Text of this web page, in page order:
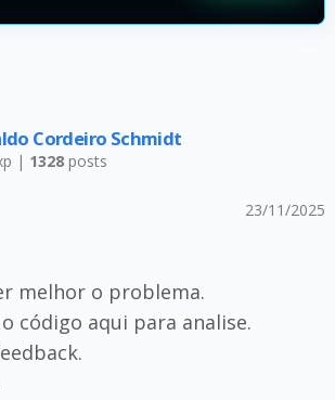
Cordeiro Schmidt
| 1328posts
23/11/2025
melhor o problema.
código aqui para analise.